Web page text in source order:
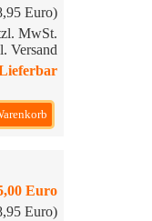
Euro)
MwSt.
Versand
Euro
Euro)